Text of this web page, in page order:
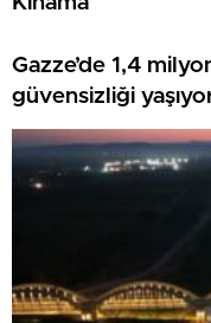
Gazze’de 1,4
güvensizliği